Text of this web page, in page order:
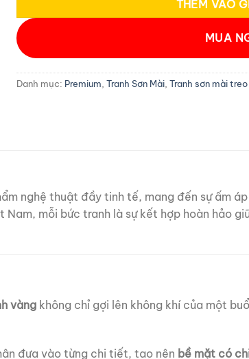
THÊM VÀO
MUA
Danh mục: Premium Tranh Sơn Mài Tranh sơn mài
nghệ thuật đầy tinh tế, mang đến sự ấm
mỗi bức tranh là sự kết hợp hoàn hảo
vàng không chỉ gợi lên không khí của một
đưa vào từng chi tiết, tạo nên bề mặt có